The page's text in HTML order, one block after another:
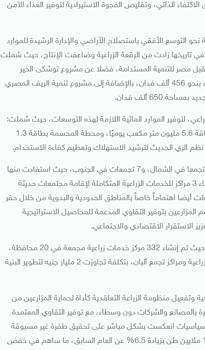
الذاتي، وتقليص الفجوة الاستيرادية لتوفير الغذاء الآمن
نحو التوسع الأفقي باستصلاح الأراضي والإدارة الرشيدة للموارد
تاريخها زادت من الرقعة الزراعية وضاعفت الإنتاج، حيث شملت
ينفذه جهاز مستقبل مصر للتنمية المستدامة، فضلا عن مشروع توشكى الخير
بمساحة 1.1 مليون فدان، إضافة إلى مشروع تنمية شمال ووسط سيناء بنحو 456 ألف فدان، بالإضافة إلى مشروع تنمية الريف المصري
لتوفير الموارد المائية اللازمة لهذه التوسعات، حيث شملت:
محطة الحمام بطاقة 7.5 مليون متر مكعب يوميًا، ومحطة بحر البقر بطاقة 5.6 مليون متر مكعب يوميًا، ومحطة المحسمة بطاقة 1.3
الري الحديث لترشيد الاستهلاك وتعظيم كفاءة الاستخدام.
وأضاف أنه تم أيضا تنفيذ 18 تجمعًا تنمويًا زراعياً في سيناء تشمل: 11 تجمعا في الشمال، و7 تجمعات في الجنوب، حيث استفادت منها
أكثر من 2100 أسرة، بواقع 5 أفدنة ومنزل لكل مستفيد، فضلًا عن إنشاء 3 مراكز للخدمات الزراعية المتكاملة لإقامة مجتمعات حديثة
أيضا اهتماماً خاصاً بالمناطق الحدودية والبدوية من خلال حفر
بتوفير التقاوي المدعمة للمحاصيل الاستراتيجية
الاستقرار الاقتصادي والاجتماعي.
ولفت وزير الزراعة إلى مشاركة الوزارة بفاعلية في مبادرة “حياة كريمة”؛ حيث تم إنشاء 332 مركز خدمات زراعية مجمعة في 20 محافظة،
تضم 996 منشأة متنوعة بين وحدات بيطرية ومراكز إرشادية وجمعيات زراعية ومراكز تجمع ألبان، بتكلفة تجاوزت 2 مليار جنيه لتطوير البنية
وتفعيل منظومة الزراعة التعاقدية كأداة لحماية المزارعين من
بالمصانع والشركات دون وسطاء، مع توفير التقاوي المعتمدة
السياسيات انعكست بشكل مباشر على تحقيق طفرة غير مسبوقة
في إنتاج القمح؛ حيث ارتفع الإنتاج المحلي خلال العام الحالي ليتجاوز 10 ملايين طن بزيادة 6.5% عن العام السابق، ما ساهم في خفض